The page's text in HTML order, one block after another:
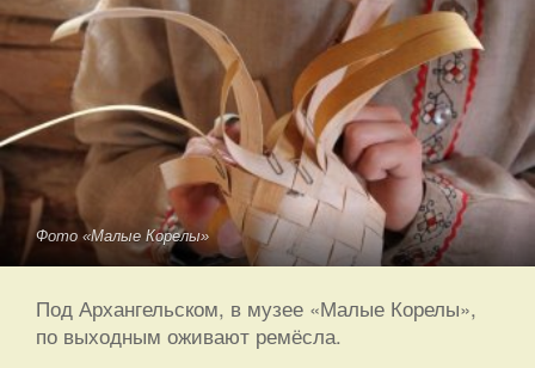
Фото «Малые Корелы»
Под Архангельском, в музее «Малые Корелы»,
по выходным оживают ремёсла.